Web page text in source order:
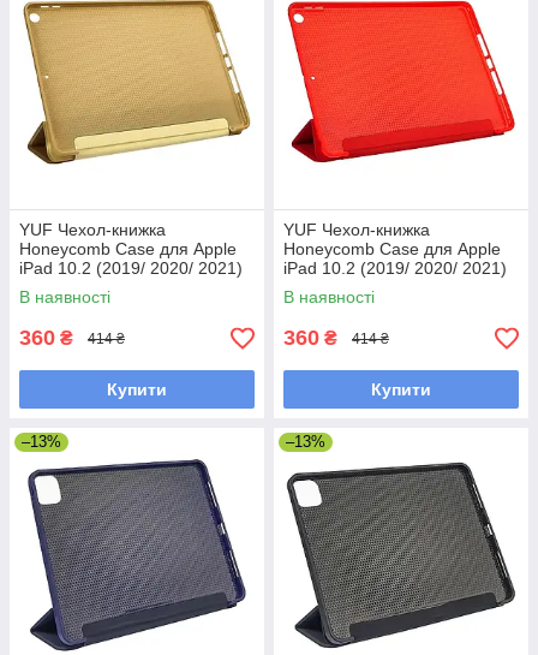
YUF Чехол-книжка
Honeycomb Case для Apple
iPad 10.2 (2019/ 2020/ 2021)
цвет 05 золотистый
В наявності
360 ₴ 414 ₴
Купити
YUF Чехол-книжка
Honeycomb Case для Apple
iPad 10.2 (2019/ 2020/ 2021)
цвет 04 красный
В наявності
360 ₴ 414 ₴
Купити
–13% –13%